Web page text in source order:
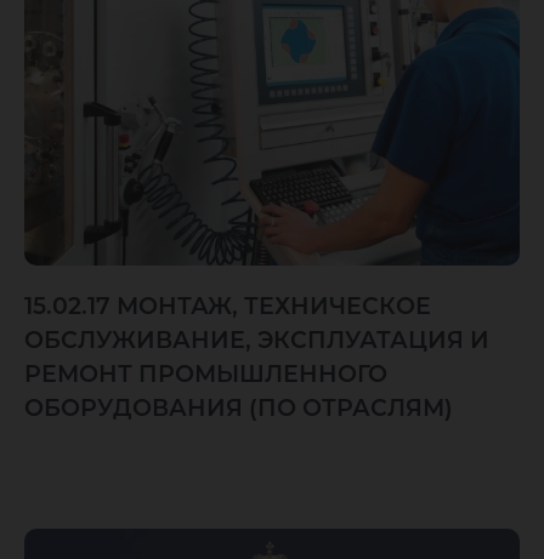
15.02.17 МОНТАЖ, ТЕХНИЧЕСКОЕ
ОБСЛУЖИВАНИЕ, ЭКСПЛУАТАЦИЯ И
РЕМОНТ ПРОМЫШЛЕННОГО
ОБОРУДОВАНИЯ (ПО ОТРАСЛЯМ)